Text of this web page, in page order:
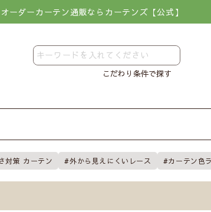
ーダーカーテン通販ならカーテンズ【公式】
こだわり条件で探す
対策 カーテン 外から見えにくいレース カーテン色